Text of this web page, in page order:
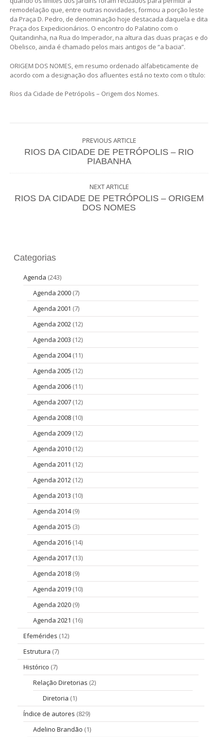
remodelação que, entre outras novidades, formou a porção leste
da Praça D. Pedro, de denominação hoje destacada daquela e dita
Praça dos Expedicionários. O encontro do Palatino com o
Quitandinha, na Rua do Imperador, na altura das duas praças e do
Obelisco, ainda é chamado pelos mais antigos de “a bacia”.
ORIGEM DOS NOMES, em resumo ordenado alfabeticamente de
acordo com a designação dos afluentes está no texto com o título:
Rios da Cidade de Petrópolis – Origem dos Nomes.
PREVIOUS ARTICLE
RIOS DA CIDADE DE PETRÓPOLIS – RIO
PIABANHA
NEXT ARTICLE
RIOS DA CIDADE DE PETRÓPOLIS – ORIGEM
DOS NOMES
Categorias
Agenda (243)
Agenda 2000 (7)
Agenda 2001 (7)
Agenda 2002 (12)
Agenda 2003 (12)
Agenda 2004(11)
Agenda 2005 (12)
Agenda 2006 (11)
Agenda 2007 (12)
Agenda 2008 (10)
Agenda 2009 (12)
Agenda 2010 (12)
Agenda 2011 (12)
Agenda 2012 (12)
Agenda 2013 (10)
Agenda 2014(9)
Agenda 2015 (3)
Agenda 2016 (14)
Agenda 2017 (13)
Agenda 2018 (9)
Agenda 2019 (10)
Agenda 2020 (9)
Agenda 2021 (16)
Efemérides (12)
Estrutura (7)
Histórico (7)
Relação Diretorias (2)
Diretoria (1)
Índice de autores (829)
Adelino Brandão (1)